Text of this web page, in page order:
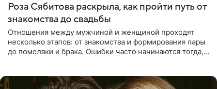
Роза Сябитова раскрыла, как пройти путь от
знакомства до свадьбы
Отношения между мужчиной и женщиной проходят
несколько этапов: от знакомства и формирования пары
до помолвки и брака. Ошибки часто начинаются тогда,